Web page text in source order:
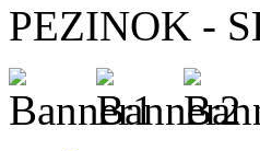
PEZINOK -